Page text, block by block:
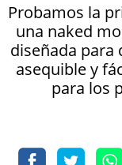
Probamos la
una naked
diseñada para
asequible y
para los